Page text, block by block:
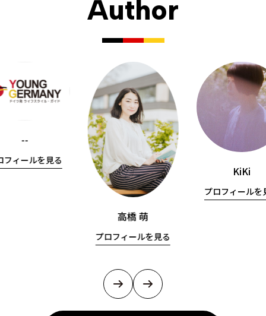
Author
--
フィールを見る
高橋 萌
プロフィールを見る
KiKi
プロフィールを